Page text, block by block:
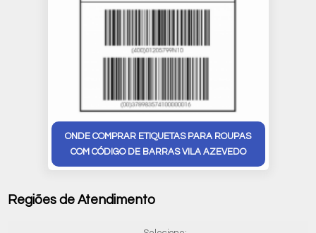
ONDE COMPRAR ETIQUETAS PARA ROUPAS
COM CÓDIGO DE BARRAS VILA AZEVEDO
Regiões de Atendimento